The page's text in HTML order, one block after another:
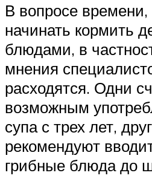
В вопросе
начинать кормить
блюдами, в
мнения
расходятся. Одни
возможным
супа с трех лет,
рекомендуют
грибные блюда до